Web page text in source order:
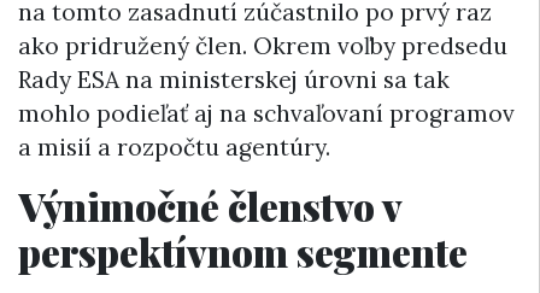
na tomto zasadnutí zúčastnilo po prvý raz
ako pridružený člen. Okrem voľby predsedu
Rady ESA na ministerskej úrovni sa tak
mohlo podieľať aj na schvaľovaní programov
a misií a rozpočtu agentúry.
Výnimočné členstvo v
perspektívnom segmente